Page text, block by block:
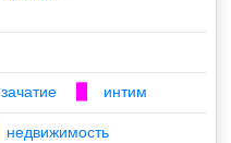
зачатие интим
недвижимость